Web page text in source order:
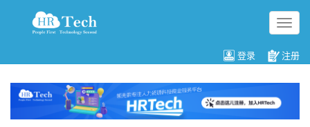
切
换
航
登录 注册